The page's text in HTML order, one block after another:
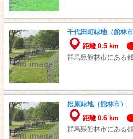
千代田町緑地（館林市
距離 0.5 km
群馬県館林市にある
松原緑地（館林市）
距離 0.6 km
群馬県館林市にある